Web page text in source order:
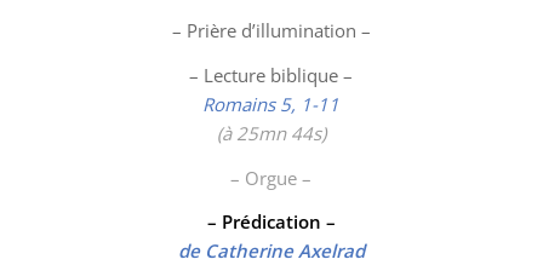
– Prière d’illumination –
– Lecture biblique –
Romains 5, 1-11
(à 25mn 44s)
– Orgue –
– Prédication –
de Catherine Axelrad